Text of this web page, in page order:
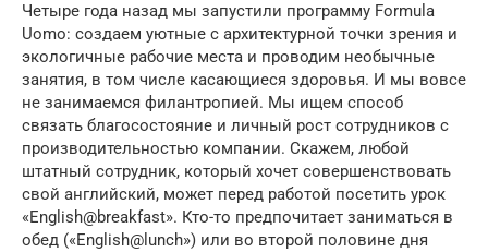
Четыре года назад мы запустили программу Formula
Uomo: создаем уютные с архитектурной точки зрения и
экологичные рабочие места и проводим необычные
занятия, в том числе касающиеся здоровья. И мы вовсе
не занимаемся филантропией. Мы ищем способ
связать благосостояние и личный рост сотрудников с
производительностью компании. Скажем, любой
штатный сотрудник, который хочет совершенствовать
свой английский, может перед работой посетить урок
«English@breakfast». Кто-то предпочитает заниматься в
обед («English@lunch») или во второй половине дня